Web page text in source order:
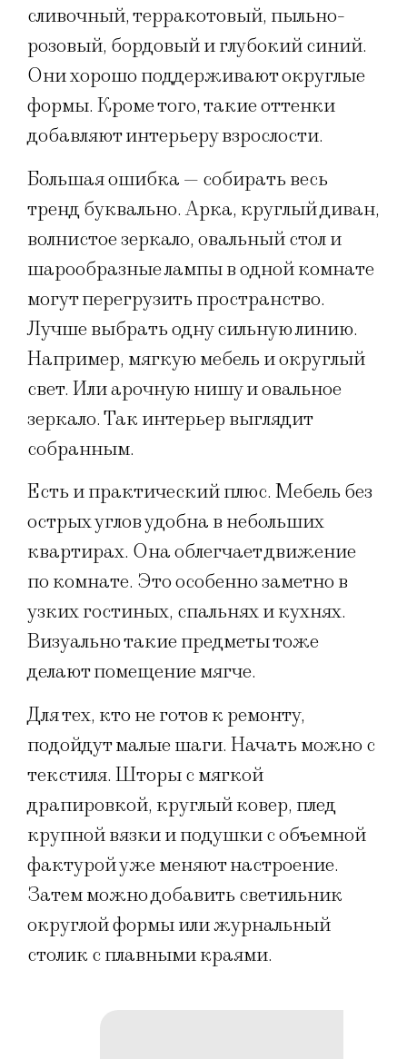
сливочный, терракотовый, пыльно-
розовый, бордовый и глубокий синий.
Они хорошо поддерживают округлые
формы. Кроме того, такие оттенки
добавляют интерьеру взрослости.
Большая ошибка — собирать весь
тренд буквально. Арка, круглый диван,
волнистое зеркало, овальный стол и
шарообразные лампы в одной комнате
могут перегрузить пространство.
Лучше выбрать одну сильную линию.
Например, мягкую мебель и округлый
свет. Или арочную нишу и овальное
зеркало. Так интерьер выглядит
собранным.
Есть и практический плюс. Мебель без
острых углов удобна в небольших
квартирах. Она облегчает движение
по комнате. Это особенно заметно в
узких гостиных, спальнях и кухнях.
Визуально такие предметы тоже
делают помещение мягче.
Для тех, кто не готов к ремонту,
подойдут малые шаги. Начать можно с
текстиля. Шторы с мягкой
драпировкой, круглый ковер, плед
крупной вязки и подушки с объемной
фактурой уже меняют настроение.
Затем можно добавить светильник
округлой формы или журнальный
столик с плавными краями.